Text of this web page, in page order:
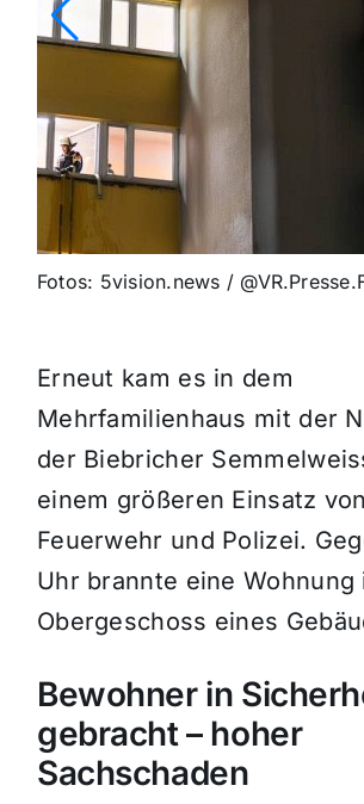
Fotos: 5vision.news /
Erneut kam es in dem
Mehrfamilienhaus mit der
der Biebricher
einem größeren Einsatz von
Feuerwehr und Polizei.
Uhr brannte eine Wohnung
Obergeschoss eines
Bewohner in
gebracht – hoher
Sachschaden